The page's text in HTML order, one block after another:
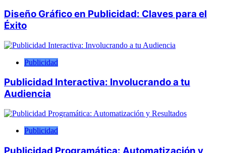
Diseño Gráfico en Publicidad: Claves para el
Éxito
Publicidad
Publicidad Interactiva: Involucrando a tu
Audiencia
Publicidad
Publicidad Programática: Automatización y